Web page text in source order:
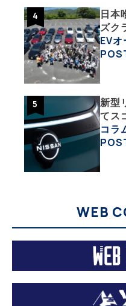
日本
ズク
一般
ズク
EV
新型
てス
グレ
チェ
コラ
WEB